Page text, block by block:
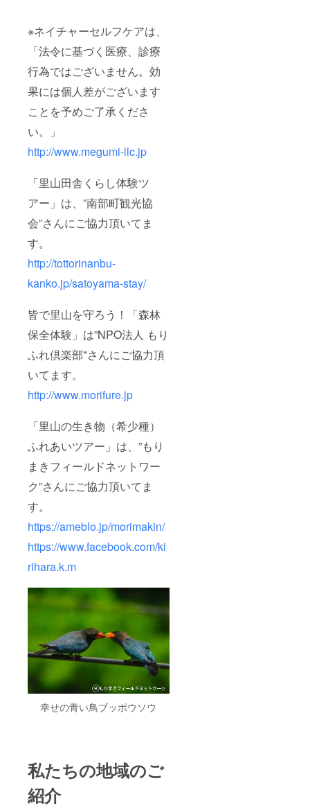
※ネイチャーセルフケアは、
「法令に基づく医療、診療
行為ではございません。効
果には個人差がございます
ことを予めご了承くださ
い。」
http://www.megumi-llc.jp
「里山田舎くらし体験ツ
アー」は、”南部町観光協
会”さんにご協力頂いてま
す。
http://tottorinanbu-
kanko.jp/satoyama-stay/
皆で里山を守ろう！「森林
保全体験」は”NPO法人 もり
ふれ倶楽部"さんにご協力頂
いてます。
http://www.morifure.jp
「里山の生き物（希少種）
ふれあいツアー」は、”もり
まきフィールドネットワー
ク”さんにご協力頂いてま
す。
https://ameblo.jp/morimakin/
https://www.facebook.com/ki
rihara.k.m
幸せの青い鳥ブッポウソウ
私たちの地域のご
紹介